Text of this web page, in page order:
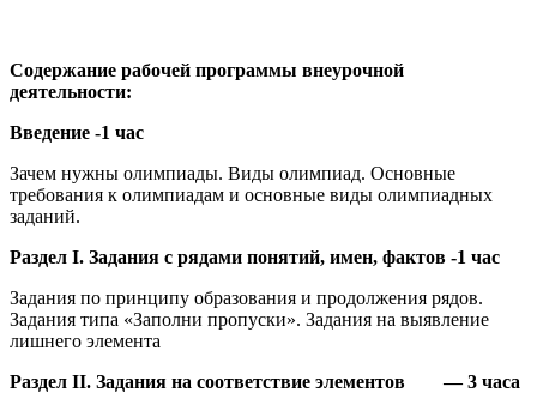
Содержание рабочей программы внеурочной
деятельности:
Введение -1 час
Зачем нужны олимпиады. Виды олимпиад. Основные
требования к олимпиадам и основные виды олимпиадных
заданий.
Раздел I. Задания с рядами понятий, имен, фактов -1 час
Задания по принципу образования и продолжения рядов.
Задания типа «Заполни пропуски». Задания на выявление
лишнего элемента
Раздел II. Задания на соответствие элементов — 3 часа